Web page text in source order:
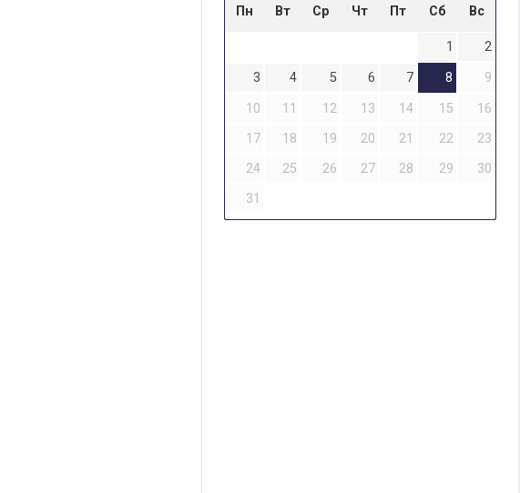
Пн Вт Ср Чт Пт Сб Вс
1
2
3
4 5 6 7 8
9
10
11 12 13 14 15
16
17
18 19 20 21 22
23
24
25 26 27 28 29
30
31